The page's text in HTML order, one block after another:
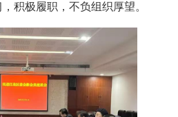
积极履职，不负组织厚望。